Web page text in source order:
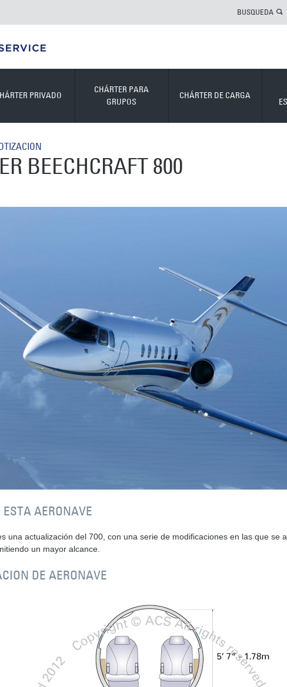
BUSQUEDA
PRIVADO
CHÁRTER PARA
GRUPOS
CHÁRTER DE CARGA
BEECHCRAFT 800
ESTA AERONAVE
una actualización del 700, con una serie de modificaciones en las que se
un mayor alcance.
DE AERONAVE